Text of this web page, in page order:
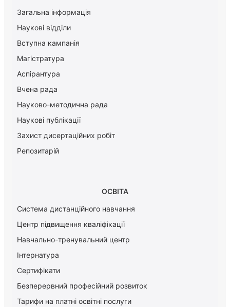
Загальна інформація
Наукові відділи
Вступна кампанія
Магістратура
Аспірантура
Вчена рада
Науково-методична рада
Наукові публікації
Захист дисертаційних робіт
Репозитарій
ОСВІТА
Система дистанційного навчання
Центр підвищення кваліфікації
Навчально-тренувальний центр
Інтернатура
Сертифікати
Безперервний професійний розвиток
Тарифи на платні освітні послуги